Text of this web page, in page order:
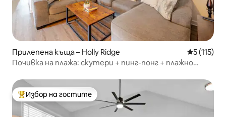
Прилепена къща – Holly Ridge Средна
5 (115)
Почивка на плажа: скутери + пинг-понг + плажно
Най-популярен избор на гостите
Избор на гостите